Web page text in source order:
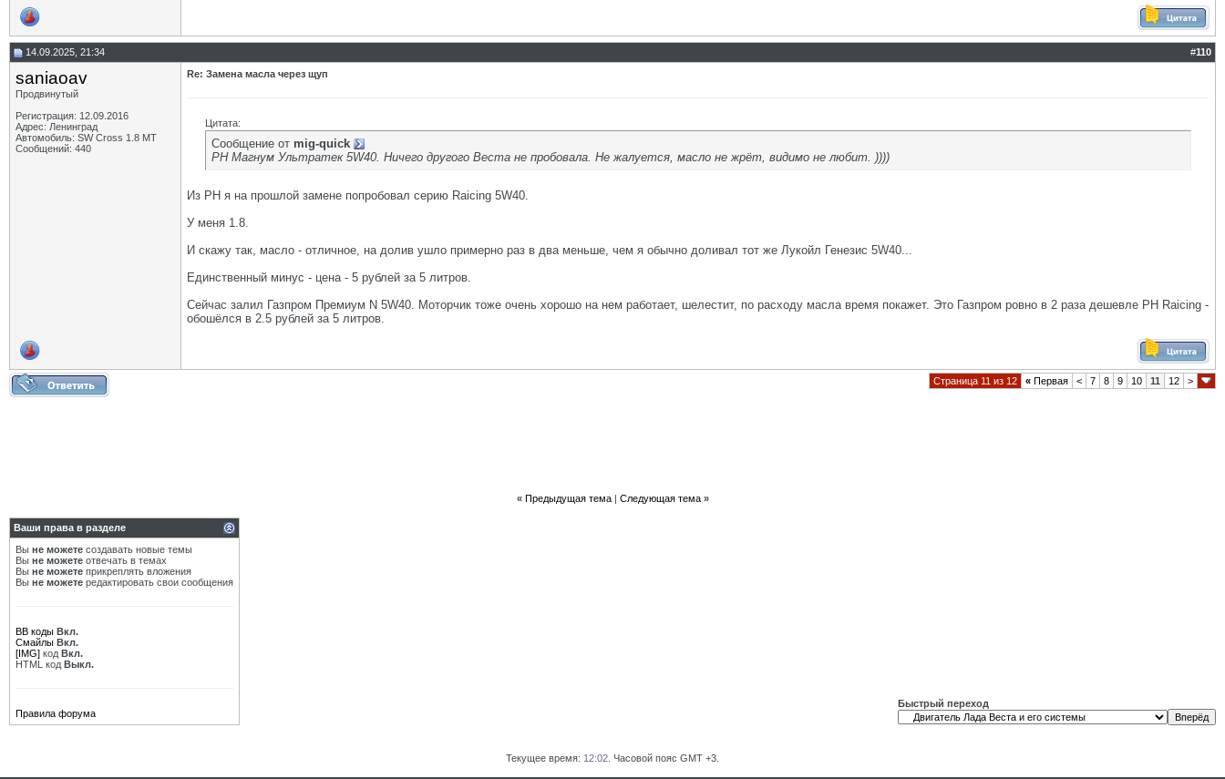
14.09.2025, 21:34 #110
saniaoav
Продвинутый
Регистрация: 12.09.2016
Адрес: Ленинград
Автомобиль: SW Cross 1.8 MT
Сообщений: 440
Re: Замена масла через щуп
Цитата:
Сообщение от mig-quick
РН Магнум Ультратек 5W40. Ничего другого Веста не пробовала. Не жалуется, масло не жрёт, видимо не любит. ))))
Из РН я на прошлой замене попробовал серию Raicing 5W40.
У меня 1.8.
И скажу так, масло - отличное, на долив ушло примерно раз в два меньше, чем я обычно доливал тот же Лукойл Генезис 5W40...
Единственный минус - цена - 5 рублей за 5 литров.
Сейчас залил Газпром Премиум N 5W40. Моторчик тоже очень хорошо на нем работает, шелестит, по расходу масла время покажет. Это Газпром ровно в 2 раза дешевле РН Raicing -
обошёлся в 2.5 рублей за 5 литров.
Страница 11 из 12 « Первая < 7 8 9 10 11 12 >
« Предыдущая тема| Следующая тема »
Ваши права в разделе
Вы не можете создавать новые темы
Вы не можете отвечать в темах
Вы не можете прикреплять вложения
Вы не можете редактировать свои сообщения
BB коды Вкл.
Смайлы Вкл.
[IMG] код Вкл.
HTML код Выкл.
Правила форума
Быстрый переход
Текущее время: 12:02 . Часовой пояс GMT +3.